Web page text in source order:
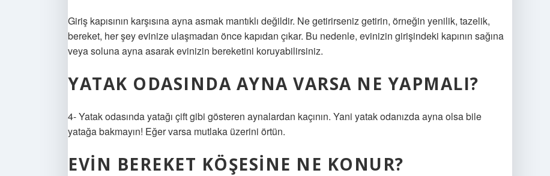
Giriş kapısının karşısına ayna asmak mantıklı değildir. Ne getirirseniz getirin, örneğin yenilik, tazelik,
bereket, her şey evinize ulaşmadan önce kapıdan çıkar. Bu nedenle, evinizin girişindeki kapının sağına
veya soluna ayna asarak evinizin bereketini koruyabilirsiniz.
YATAK ODASINDA AYNA VARSA NE YAPMALI?
4- Yatak odasında yatağı çift gibi gösteren aynalardan kaçının. Yani yatak odanızda ayna olsa bile
yatağa bakmayın! Eğer varsa mutlaka üzerini örtün.
EVIN BEREKET KÖŞESINE NE KONUR?